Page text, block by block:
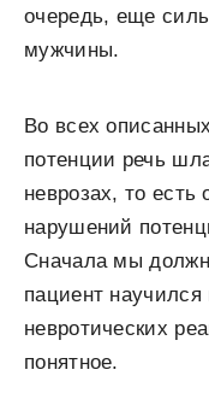
очередь, еще
мужчины.
Во всех
потенции речь
неврозах, то
нарушений
Сначала мы
пациент научился
невротических
понятное.